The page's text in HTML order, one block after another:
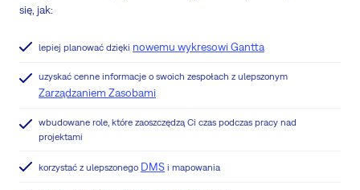
się, jak:
lepiej planować dzięki nowemu wykresowi Gantta
uzyskać cenne informacje o swoich zespołach z ulepszonym
Zarządzaniem Zasobami
wbudowane role, które zaoszczędzą Ci czas podczas pracy nad
projektami
korzystać z ulepszonego DMS i mapowania